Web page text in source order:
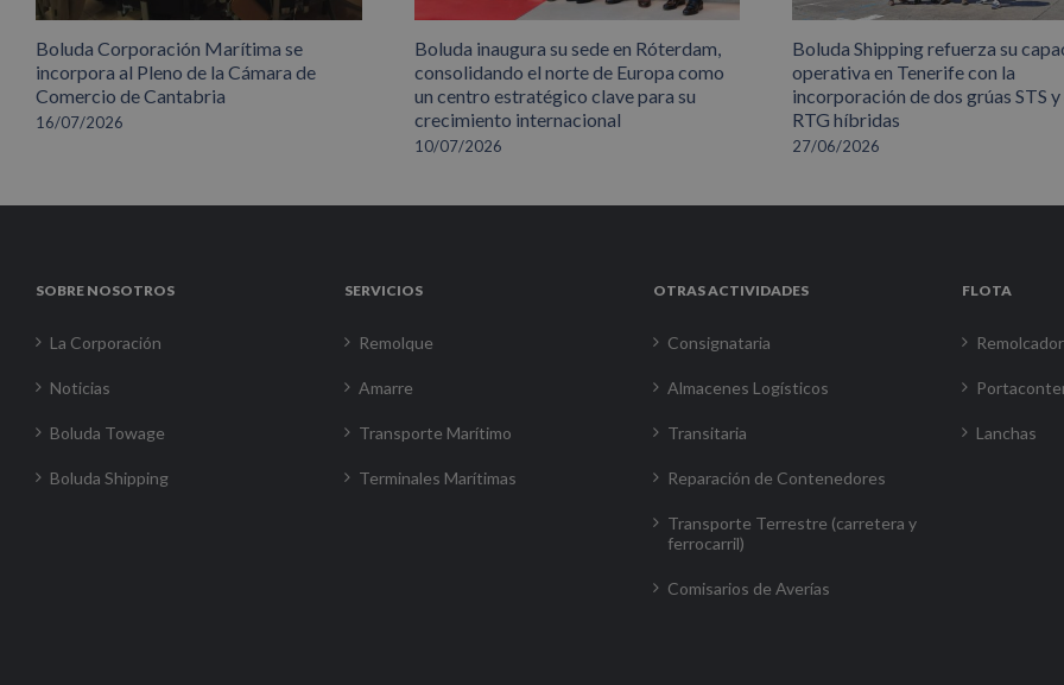
Boluda Corporación Marítima se
incorpora al Pleno de la Cámara de
Comercio de Cantabria
16/07/2026
Boluda inaugura su sede en Róterdam,
consolidando el norte de Europa como
un centro estratégico clave para su
crecimiento internacional
10/07/2026
Boluda Shipping refuerza su
operativa en Tenerife con la
incorporación de dos grúas STS
RTG híbridas
27/06/2026
SOBRE NOSOTROS
La Corporación
Noticias
Boluda Towage
Boluda Shipping
SERVICIOS
Remolque
Amarre
Transporte Marítimo
Terminales Marítimas
OTRAS ACTIVIDADES
Consignataria
Almacenes Logísticos
Transitaria
Reparación de Contenedores
Transporte Terrestre (carretera y
ferrocarril)
Comisarios de Averías
FLOTA
Lanchas